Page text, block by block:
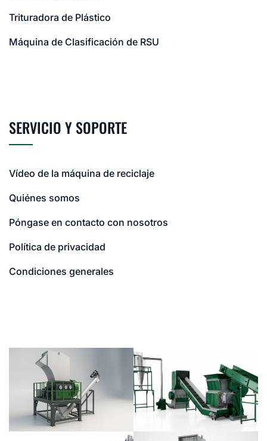
Trituradora de Plástico
Máquina de Clasificación de RSU
SERVICIO Y SOPORTE
Vídeo de la máquina de reciclaje
Quiénes somos
Póngase en contacto con nosotros
Política de privacidad
Condiciones generales